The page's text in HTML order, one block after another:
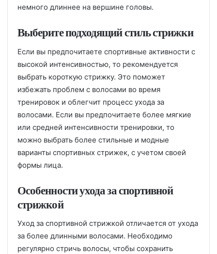
немного длиннее на вершине головы.
Выберите подходящий стиль стрижки
Если вы предпочитаете спортивные активности с
высокой интенсивностью, то рекомендуется
выбрать короткую стрижку. Это поможет
избежать проблем с волосами во время
тренировок и облегчит процесс ухода за
волосами. Если вы предпочитаете более мягкие
или средней интенсивности тренировки, то
можно выбрать более стильные и модные
варианты спортивных стрижек, с учетом своей
формы лица.
Особенности ухода за спортивной
стрижкой
Уход за спортивной стрижкой отличается от ухода
за более длинными волосами. Необходимо
регулярно стричь волосы, чтобы сохранить